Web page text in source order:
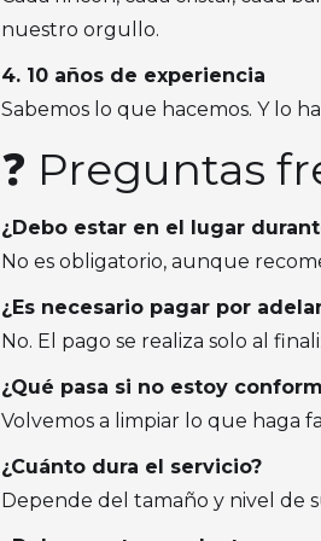
nuestro orgullo.
4. 10 años de experiencia
Sabemos lo que hacemos. Y lo
❓ Preguntas
¿Debo estar en el lugar
No es obligatorio, aunque
¿Es necesario pagar por
No. El pago se realiza solo al
¿Qué pasa si no estoy
Volvemos a limpiar lo que haga
¿Cuánto dura el servicio?
Depende del tamaño y nivel de